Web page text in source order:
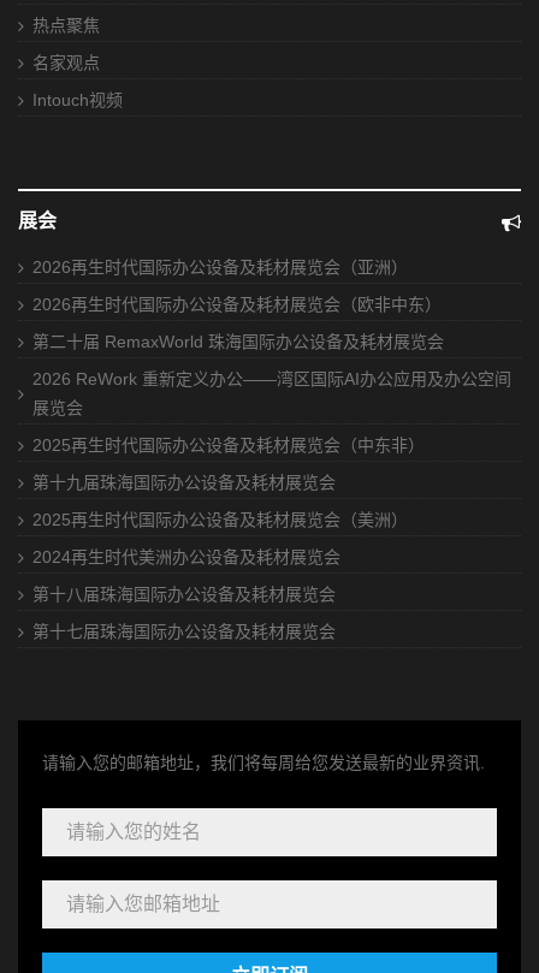
热点聚焦
名家观点
Intouch视频
展会
2026再生时代国际办公设备及耗材展览会（亚洲）
2026再生时代国际办公设备及耗材展览会（欧非中东）
第二十届 RemaxWorld 珠海国际办公设备及耗材展览会
2026 ReWork 重新定义办公——湾区国际AI办公应用及办公空间
展览会
2025再生时代国际办公设备及耗材展览会（中东非）
第十九届珠海国际办公设备及耗材展览会
2025再生时代国际办公设备及耗材展览会（美洲）
2024再生时代美洲办公设备及耗材展览会
第十八届珠海国际办公设备及耗材展览会
第十七届珠海国际办公设备及耗材展览会
请输入您的邮箱地址，我们将每周给您发送最新的业界资讯.